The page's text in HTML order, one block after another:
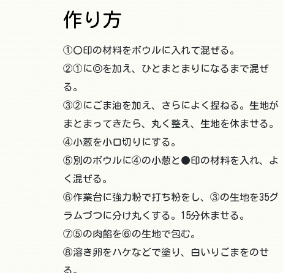
作り方
①〇印の材料をボウルに入れて混ぜる。
②①に◎を加え、ひとまとまりになるまで混ぜ
る。
③②にごま油を加え、さらによく捏ねる。生地が
まとまってきたら、丸く整え、生地を休ませる。
④小葱を小口切りにする。
⑤別のボウルに④の小葱と●印の材料を入れ、よ
く混ぜる。
⑥作業台に強力粉で打ち粉をし、③の生地を35グ
ラムづつに分け丸くする。15分休ませる。
⑦⑤の肉餡を⑥の生地で包む。
⑧溶き卵をハケなどで塗り、白いりごまをのせ
る。